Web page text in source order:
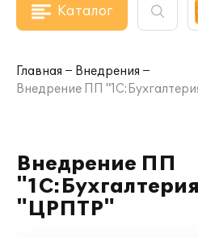
Каталог
Главная
Внедрения
Внедрение ПП
Внедрение ПП
"ЦРПТР"